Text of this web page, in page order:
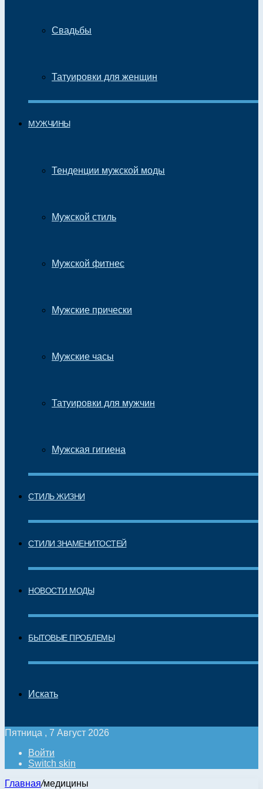
Свадьбы
Татуировки для женщин
МУЖЧИНЫ
Тенденции мужской моды
Мужской стиль
Мужской фитнес
Мужские прически
Мужские часы
Татуировки для мужчин
Мужская гигиена
СТИЛЬ ЖИЗНИ
СТИЛИ ЗНАМЕНИТОСТЕЙ
НОВОСТИ МОДЫ
БЫТОВЫЕ ПРОБЛЕМЫ
Искать
Пятница , 7 Август 2026
Войти
Switch skin
Главная/медицины